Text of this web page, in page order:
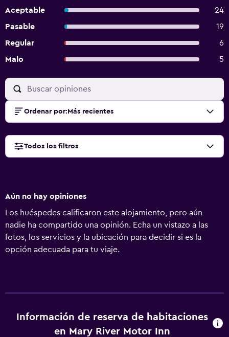
Aceptable
24
Pasable
19
Regular
6
Malo
5
Ordenar por: Más recientes
Todos los filtros
Aún no hay opiniones
Los huéspedes calificaron este alojamiento, pero aún
nadie ha compartido una opinión. Echa un vistazo a las
fotos, los servicios y la ubicación para decidir si es la
opción adecuada para tu viaje.
Información de reserva de habitaciones
en Mary River Motor Inn